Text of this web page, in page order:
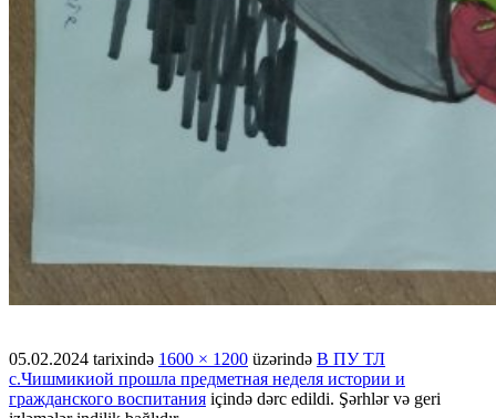
05.02.2024 tarixində 1600 × 1200 üzərində В ПУ ТЛ
с.Чишмикиой прошла предметная неделя истории и
гражданского воспитания içində dərc edildi. Şərhlər və geri